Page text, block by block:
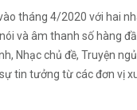
tháng 4/2020 với hai
và âm thanh số hàng
Nhạc chủ đề, Truyện
tin tưởng từ các đơn vị